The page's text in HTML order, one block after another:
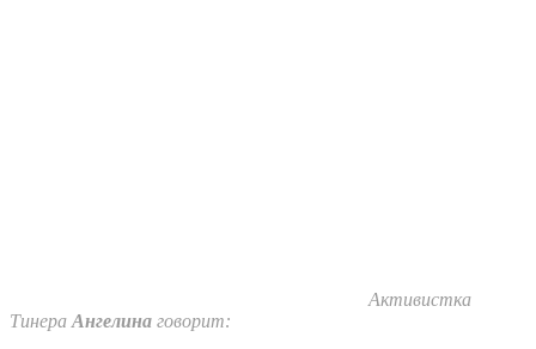
Активистка
Тинера Ангелина говорит: